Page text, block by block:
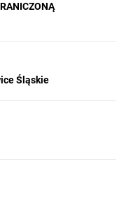
Śląskie